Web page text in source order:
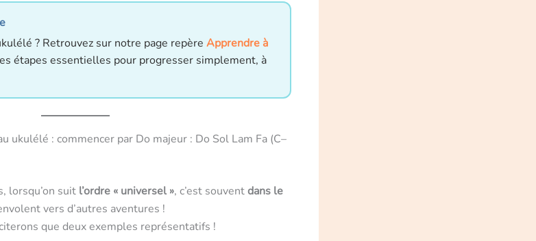
? Retrouvez sur notre page repère Apprendre à
étapes essentielles pour progresser simplement, à
ukulélé : commencer par Do majeur : Do Sol Lam Fa (C–
lorsqu’on suit l’ordre « universel », c’est souventdans le
vers d’autres aventures !
que deux exemples représentatifs !